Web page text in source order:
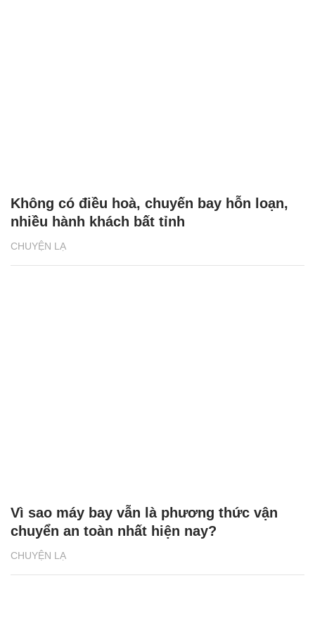
CHUYỆN LẠ
Không có điều hoà, chuyến bay hỗn loạn,
nhiều hành khách bất tỉnh
CHUYỆN LẠ
Vì sao máy bay vẫn là phương thức vận
chuyển an toàn nhất hiện nay?